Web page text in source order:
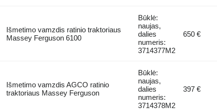
Išmetimo vamzdis ratinio traktoriaus
Massey Ferguson 6100
Būklė:
naujas,
dalies
numeris:
3714377M2
650 €
Išmetimo vamzdis AGCO ratinio
traktoriaus Massey Ferguson
Būklė:
naujas,
dalies
numeris:
3714378M2
397 €